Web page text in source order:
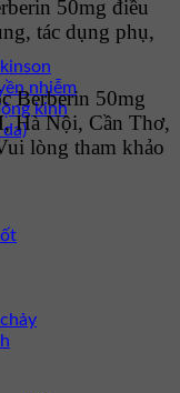
nhiễm
kinh
50mg điều
tác dụng phụ,
Berberin 50mg
Hà Nội, Cần Thơ,
lòng tham khảo